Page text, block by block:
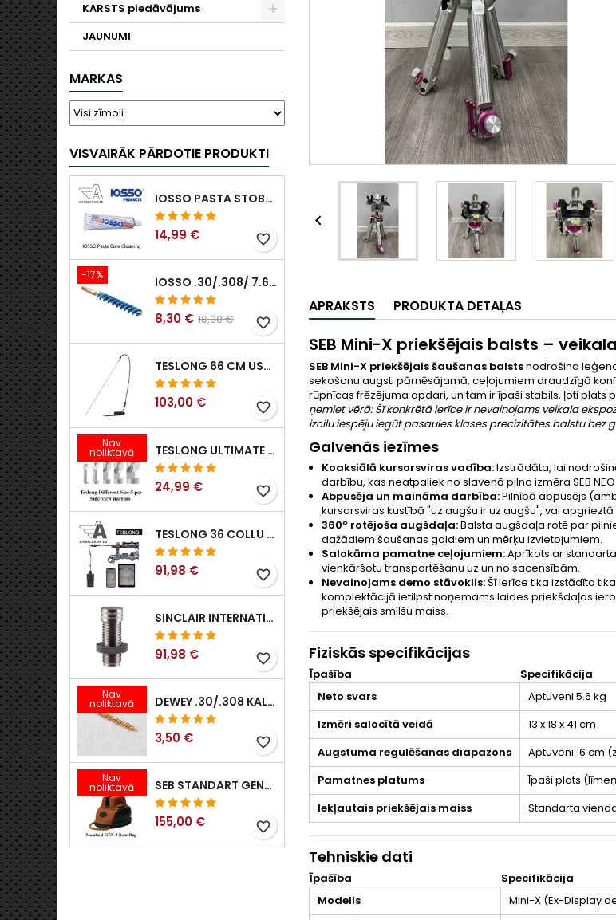
KARSTS piedāvājums
JAUNUMI
MARKAS
VISVAIRĀK PĀRDOTIE PRODUKTI
IOSSO PASTA STOBRA TĪRĪŠANAI
14,99 € favorite_border
-17% IOSSO .30/.308/ 7.62MM ELIMINATOR BLUE NYFLEX IEROČU URBUMU TĪRĪŠANAS BIRSTES .30/.308/ 7.62MM
8,30 € 10,00 € favorite_border
TESLONG 66 CM USB BOROSKOPS
103,00 € favorite_border
Nav
noliktavā TESLONG ULTIMATE SĀNSKATA ENDOSKOPA SPOGUĻU KOMPLEKTS (5 GAB.)
24,99 € favorite_border
TESLONG 36 COLLU / 92 CM WIFI ELASTĪGS BOROSKOPS IPHONE IPAD ANDRIOD AR WIFI ADAPTERI
91,98 € favorite_border
SINCLAIR INTERNATIONAL II PAAUDZES EKSPANDERI
91,98 € favorite_border
Nav
noliktavā DEWEY .30/.308 KALIBRA BRONZAS ŠAUTENES BIRSTE. B-30 MODELIS
3,50 € favorite_border
Nav
noliktavā SEB STANDART GEN-2 ŠAUŠANAS ATBALSTA MAISS - 1 CM, 1. 25 CM, 1,.6 CM, 1.9 CM, 2.25 CM VAI 2.5 CM
155,00 € favorite_border

APRAKSTS PRODUKTA DETAĻAS
SEB Mini-X priekšējais balsts –
SEB Mini-X priekšējais šaušanas balstsnodrošina
sekošanu augsti pārnēsājamā, ceļojumiem draudzīgā
rūpnīcas frēzējuma apdari, un tam ir īpaši stabils, ļoti
ņemiet vērā: Šī konkrētā ierīce ir nevainojams veikala
izcilu iespēju iegūt pasaules klases precizitātes balstu bez
Galvenās iezīmes
Koaksiālā kursorsviras vadība:Izstrādāta, lai
darbību, kas neatpaliek no slavenā pilna izmēra SEB
Abpusēja un maināma darbība:Pilnībā abpusējs
kursorsviras kustībā "uz augšu ir uz augšu", vai
360º rotējoša augšdaļa:Balsta augšdaļa rotē par
dažādiem šaušanas galdiem un mērķu izvietojumiem.
Salokāma pamatne ceļojumiem:Aprīkots ar
vienkāršotu transportēšanu uz un no sacensībām.
Nevainojams demo stāvoklis:Šī ierīce tika izstādīta
komplektācijā ietilpst noņemams laides priekšdaļas
priekšējais smilšu maiss.
Fiziskās specifikācijas
Īpašība
Specifikācija
Neto svars
Aptuveni 5.6 kg
Izmēri salocītā veidā
13 x 18 x 41 cm
Augstuma regulēšanas diapazons
Aptuveni 16 cm
Pamatnes platums
Īpaši plats
Iekļautais priekšējais maiss
Standarta
Tehniskie dati
Īpašība
Specifikācija
Modelis
Mini-X (Ex-Display